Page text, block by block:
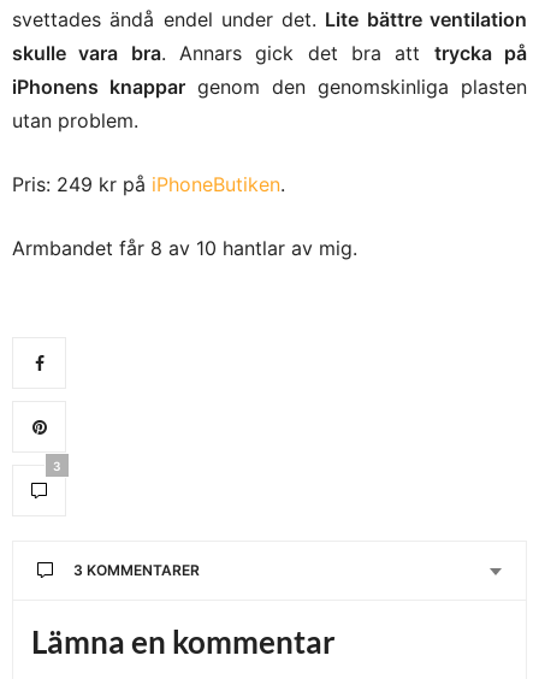
svettades ändå endel under det. Lite bättre ventilation
skulle vara bra. Annars gick det bra att trycka på
iPhonens knappar genom den genomskinliga plasten
utan problem.
Pris: 249 kr på iPhoneButiken.
Armbandet får 8 av 10 hantlar av mig.
3
3 KOMMENTARER
ULRIKA
Tack för tipset! Ett sånt ska jag också inhandla.
Lämna en kommentar